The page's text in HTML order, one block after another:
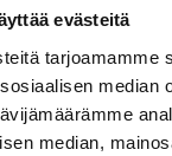
evästeitä
tarjoamamme
median
median,
ostoskoriin